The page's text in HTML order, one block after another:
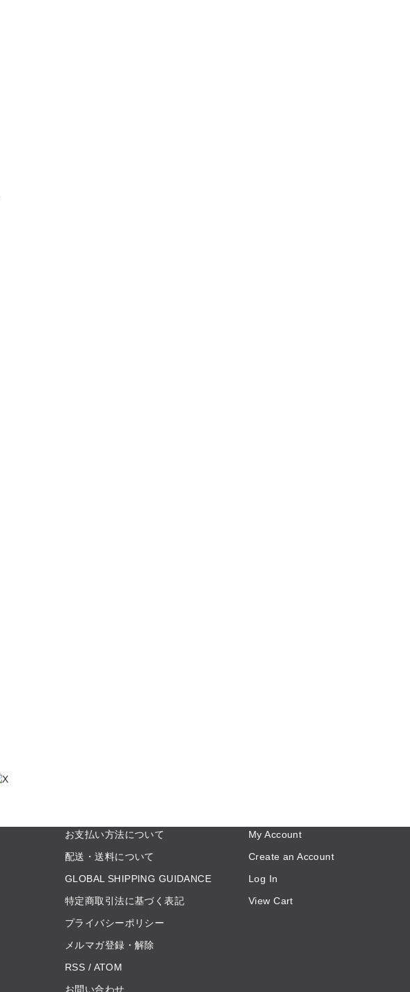
お支払い方法について
配送・送料について
GLOBAL SHIPPING GUIDANCE
特定商取引法に基づく表記
プライバシーポリシー
メルマガ登録・解除
RSS / ATOM
お問い合わせ
My Account
Create an Account
Log In
View Cart